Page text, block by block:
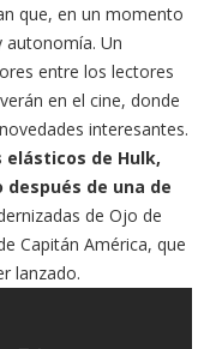
que, en un momento
autonomía. Un
entre los lectores
en el cine, donde
interesantes.
de Hulk,
después de una de
de Ojo de
Capitán América, que
lanzado.